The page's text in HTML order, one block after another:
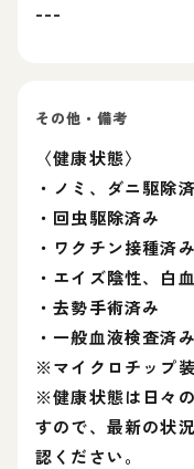
---
その他・備考
〈健康状態〉
・ノミ、ダニ駆除
・回虫駆除済み
・ワクチン接種済
・エイズ陰性、白
・去勢手術済み
・一般血液検査済み
※マイクロチップ
※健康状態は日々
すので、最新の状
認ください。